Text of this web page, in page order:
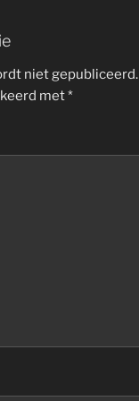
niet gepubliceerd.
met*